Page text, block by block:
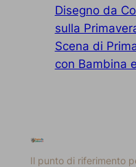
Disegno da
sulla
Scena di
con Bambina
Il punto di riferimento